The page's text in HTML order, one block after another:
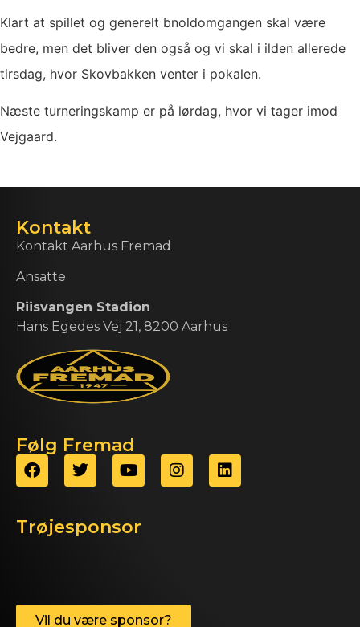
Klart at spillet og generelt bnoldomgangen skal være
bedre, men det bliver den også og vi skal i ilden allerede
tirsdag, hvor Skovbakken venter i pokalen.
Næste turneringskamp er på lørdag, hvor vi tager imod
Vejgaard.
Kontakt
Kontakt Aarhus Fremad
Ansatte
Riisvangen Stadion
Hans Egedes Vej 21, 8200 Aarhus
Følg Fremad
Trøjesponsor
Vil du være sponsor?